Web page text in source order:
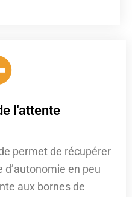
l'attente
permet de récupérer
en peu
aux bornes de